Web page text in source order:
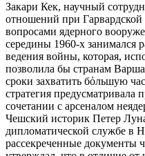
Закари Кек, научный
отношений при
вопросами ядерного
середины 1960-х занимался
ведения войны, которая,
позволила бы странам
сроки захватить бὀльшую
стратегия предусматривала
сочетании с арсеналом
Чешский историк Петер
дипломатической службе в
рассекреченные документы